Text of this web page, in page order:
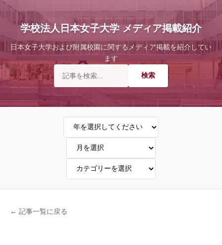
学校法人日本女子大学 メディア掲載紹介
日本女子大学および附属校園に関するメディア掲載を紹介してい
ます
← 記事一覧に戻る